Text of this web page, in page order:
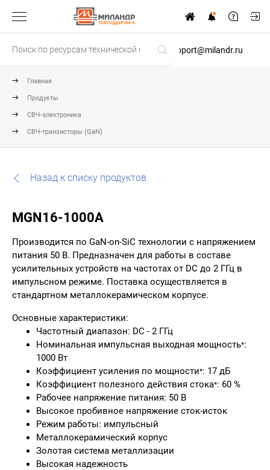
ТЕХПОДДЕРЖКА
support@milandr.ru
Главная
Продукты
СВЧ-электроника
СВЧ-транзисторы (GaN)
Назад к списку продуктов
MGN16-1000A
Производится по GaN-on-SiC технологии с напряжением
питания 50 В. Предназначен для работы в составе
усилительных устройств на частотах от DC до 2 ГГц в
импульсном режиме. Поставка осуществляется в
стандартном металлокерамическом корпусе.
Основные характеристики:
Частотный диапазон: DC - 2 ГГц
Номинальная импульсная выходная мощность*:
1000 Вт
Коэффициент усиления по мощности*: 17 дБ
Коэффициент полезного действия стока*: 60 %
Рабочее напряжение питания: 50 В
Высокое пробивное напряжение сток-исток
Режим работы: импульсный
Металлокерамический корпус
Золотая система металлизации
Высокая надежность